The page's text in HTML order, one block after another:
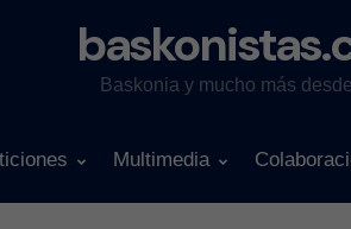
Baskonia y mucho más
Multimedia